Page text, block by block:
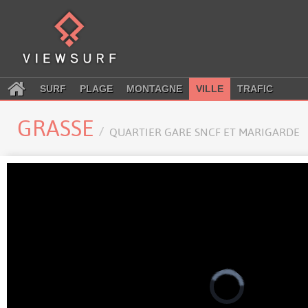
SURF PLAGE MONTAGNE VILLE TRAFIC
GRASSE QUARTIER GARE SNCF ET MARIGARDE